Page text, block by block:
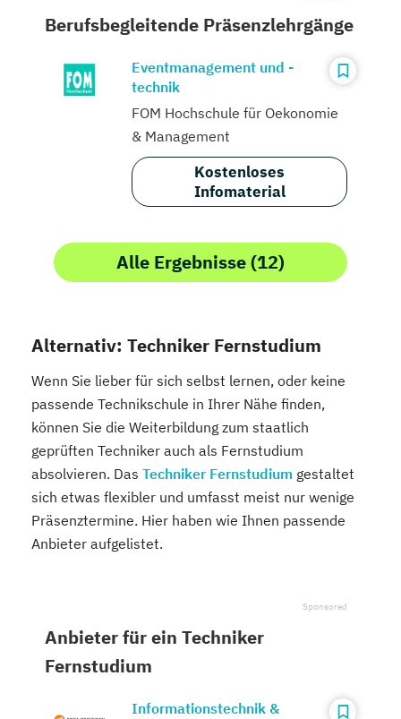
Berufsbegleitende Präsenzlehrgänge
Eventmanagement und -
technik
FOM Hochschule für Oekonomie
& Management
Kostenloses
Infomaterial
Alle Ergebnisse (12)
Alternativ: Techniker Fernstudium
Wenn Sie lieber für sich selbst lernen, oder keine
passende Technikschule in Ihrer Nähe finden,
können Sie die Weiterbildung zum staatlich
geprüften Techniker auch als Fernstudium
absolvieren. Das Techniker Fernstudium gestaltet
sich etwas flexibler und umfasst meist nur wenige
Präsenztermine. Hier haben wie Ihnen passende
Anbieter aufgelistet.
Anbieter für ein Techniker
Fernstudium
Informationstechnik &